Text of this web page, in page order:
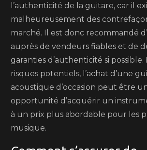
l’authenticité de la guitare, car il
malheureusement des
marché. Il est donc recommandé
auprès de vendeurs fiables et de
garanties d’authenticité si possible.
risques potentiels, l’achat d’une
acoustique d’occasion peut être
opportunité d’acquérir un
à un prix plus abordable pour les
musique.